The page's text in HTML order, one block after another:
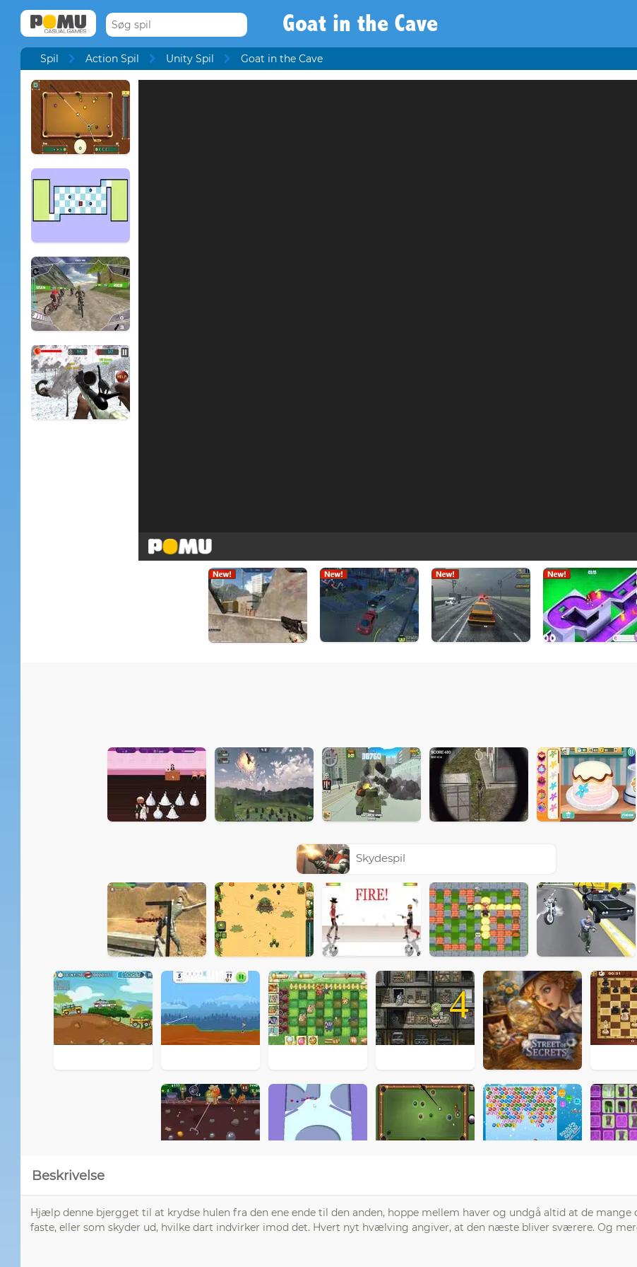
Goat in the Cave
Spil Action Spil Unity Spil Goat in the Cave
Skydespil
4
Beskrivelse
Hjælp denne bjergget til at krydse hulen fra den ene ende til den anden, hoppe mellem haver og undgå altid at de mange
faste, eller som skyder ud, hvilke dart indvirker imod det. Hvert nyt hvælving angiver, at den næste bliver sværere. Og